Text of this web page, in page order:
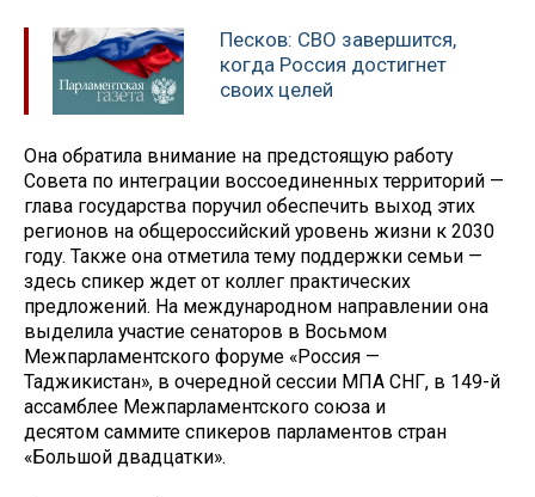
Песков: СВО завершится,
когда Россия достигнет
своих целей
Она обратила внимание на предстоящую работу
Совета по интеграции воссоединенных территорий —
глава государства поручил обеспечить выход этих
регионов на общероссийский уровень жизни к 2030
году. Также она отметила тему поддержки семьи —
здесь спикер ждет от коллег практических
предложений. На международном направлении она
выделила участие сенаторов в Восьмом
Межпарламентского форуме «Россия —
Таджикистан», в очередной сессии МПА СНГ, в 149-й
ассамблее Межпарламентского союза и
десятом саммите спикеров парламентов стран
«Большой двадцатки».